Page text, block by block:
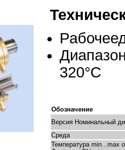
320°C
Обозначение
Версия Номинальный
Среда
Температура min...max